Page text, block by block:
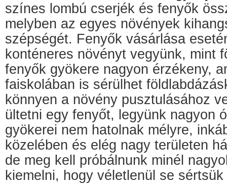
színes lombú cserjék és fenyők
melyben az egyes növények
szépségét. Fenyők vásárlása
konténeres növényt vegyünk, mint
fenyők gyökere nagyon érzékeny,
faiskolában is sérülhet
könnyen a növény pusztulásához
ültetni egy fenyőt, legyünk nagyon
gyökerei nem hatolnak mélyre,
közelében és elég nagy területen
de meg kell próbálnunk minél
kiemelni, hogy véletlenül se